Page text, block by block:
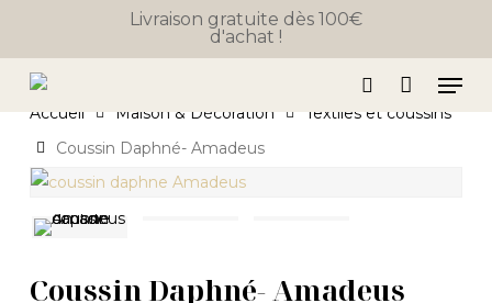
main
Livraison gratuite dès 100€
d'achat !
search
Accueil Maison & Décoration
Textiles et coussins
Coussin Daphné- Amadeus
Coussin Daphné- Amadeus